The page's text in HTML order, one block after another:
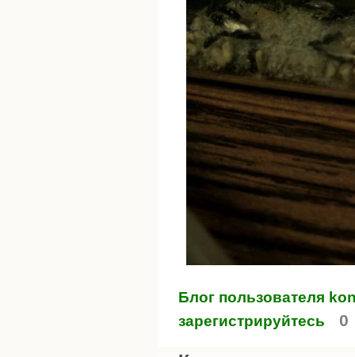
Блог пользователя
зарегистрируйтесь
0